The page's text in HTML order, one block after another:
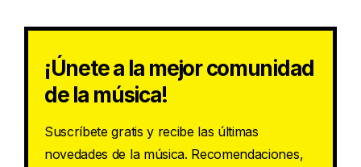
¡Únete a la mejor comunidad
de la música!
Suscríbete gratis y recibe las últimas
novedades de la música. Recomendaciones,